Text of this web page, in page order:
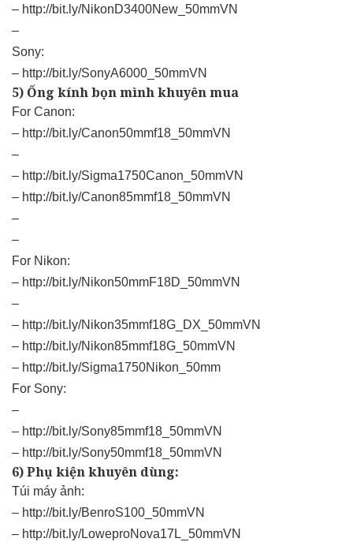
– http://bit.ly/NikonD3400New_50mmVN
–
Sony:
– http://bit.ly/SonyA6000_50mmVN
5) Ống kính bọn mình khuyên mua
For Canon:
– http://bit.ly/Canon50mmf18_50mmVN
–
– http://bit.ly/Sigma1750Canon_50mmVN
– http://bit.ly/Canon85mmf18_50mmVN
–
–
For Nikon:
– http://bit.ly/Nikon50mmF18D_50mmVN
–
– http://bit.ly/Nikon35mmf18G_DX_50mmVN
– http://bit.ly/Nikon85mmf18G_50mmVN
– http://bit.ly/Sigma1750Nikon_50mm
For Sony:
–
– http://bit.ly/Sony85mmf18_50mmVN
– http://bit.ly/Sony50mmf18_50mmVN
6) Phụ kiện khuyên dùng:
Túi máy ảnh:
– http://bit.ly/BenroS100_50mmVN
– http://bit.ly/LoweproNova17L_50mmVN